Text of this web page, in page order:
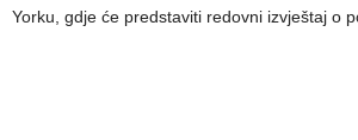
Yorku, gdje će predstaviti redovni izvještaj o